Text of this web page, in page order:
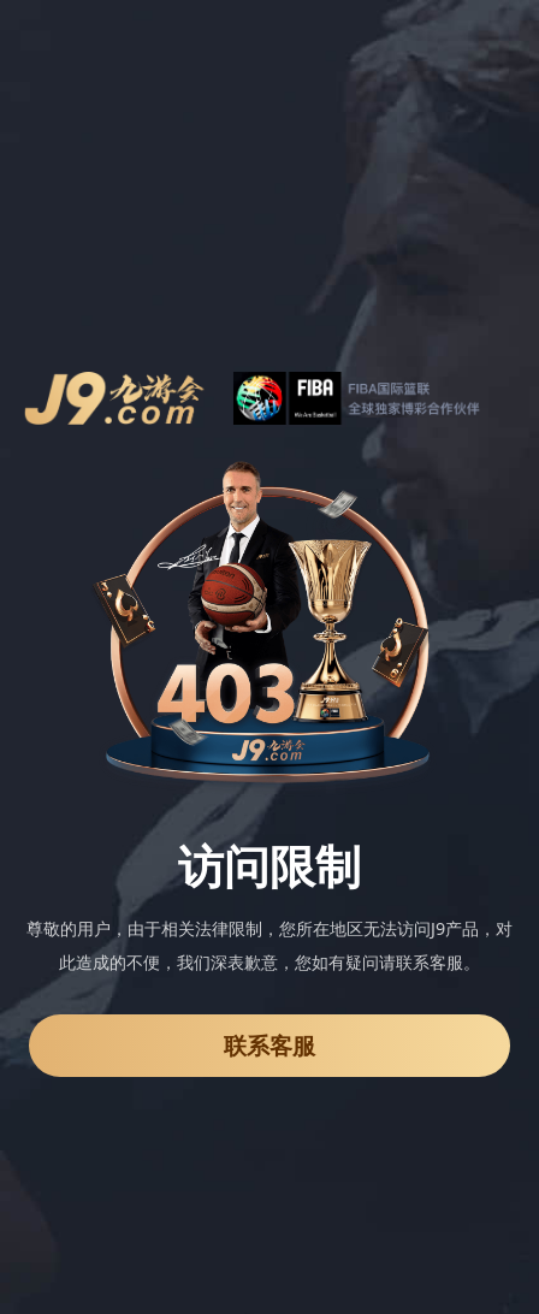
访问限制
尊敬的用户，由于相关法律限制，您所在地区无法访问J9产品，对
此造成的不便，我们深表歉意，您如有疑问请联系客服。
联系客服